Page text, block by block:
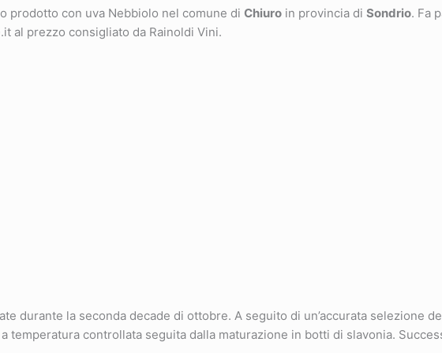
prodotto con uva Nebbiolo nel comune di Chiuro in provincia di Sondrio. Fa
al prezzo consigliato da Rainoldi Vini.
durante la seconda decade di ottobre. A seguito di un’accurata selezione
temperatura controllata seguita dalla maturazione in botti di slavonia.